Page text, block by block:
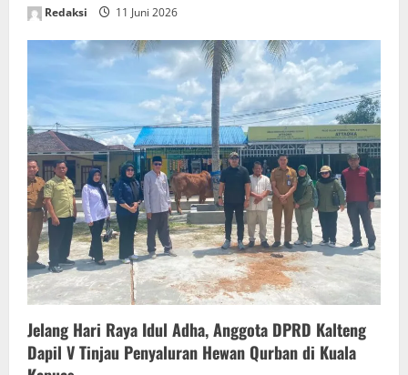
Redaksi 11 Juni 2026
Jelang Hari Raya Idul Adha, Anggota DPRD Kalteng
Dapil V Tinjau Penyaluran Hewan Qurban di Kuala